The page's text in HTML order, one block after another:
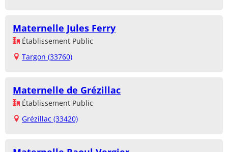
Maternelle Jules Ferry
Établissement Public
Targon (33760)
Maternelle de Grézillac
Établissement Public
Grézillac (33420)